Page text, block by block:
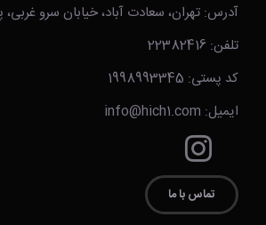
آدرس: تهران، سعادت آباد، خیابان سرو غربی،
تلفن: 22382416
کد پستی: 1998993345
ایمیل: info@hich1.com
تماس با ما